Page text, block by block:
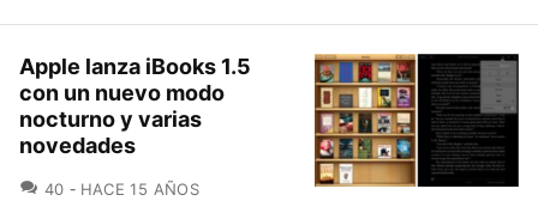
Apple lanza iBooks 1.5
con un nuevo modo
nocturno y varias
novedades
40 COMENTARIOS
HACE 15 AÑOS